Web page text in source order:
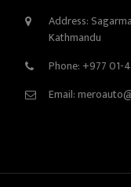
Address:
Kathmandu
Phone: +977 01-
Email: